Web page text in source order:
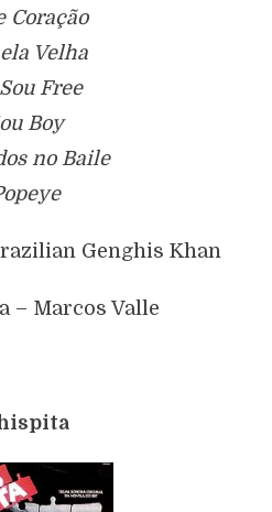
Coração
Velha
Free
Boy
no Baile
Genghis Khan
– Marcos Valle